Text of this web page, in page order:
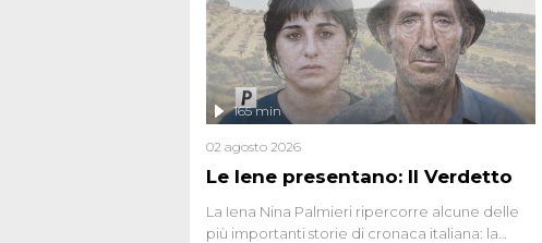
Le Iene presentano: Il Verdetto
165 min
02 agosto 2026
La Iena Nina Palmieri ripercorre alcune delle
più importanti storie di cronaca italiana: la